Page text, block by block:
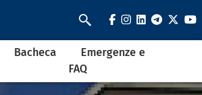
Cerca
facebook
instagram
linkedin
Bacheca
Emergenze e
FAQ